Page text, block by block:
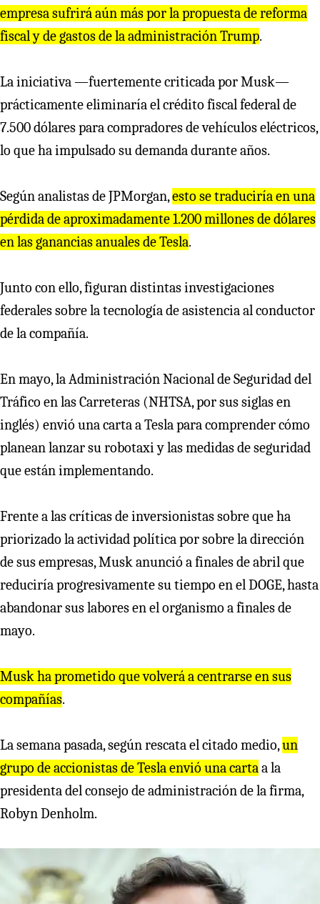
empresa sufrirá aún más por la propuesta de reforma
fiscal y de gastos de la administración Trump.
La iniciativa —fuertemente criticada por Musk—
prácticamente eliminaría el crédito fiscal federal de
7.500 dólares para compradores de vehículos eléctricos,
lo que ha impulsado su demanda durante años.
Según analistas de JPMorgan,esto se traduciría en una
pérdida de aproximadamente 1.200 millones de dólares
en las ganancias anuales de Tesla.
Junto con ello, figuran distintas investigaciones
federales sobre la tecnología de asistencia al conductor
de la compañía.
En mayo, la Administración Nacional de Seguridad del
Tráfico en las Carreteras (NHTSA, por sus siglas en
inglés) envió una carta a Tesla para comprender cómo
planean lanzar su robotaxi y las medidas de seguridad
que están implementando.
Frente a las críticas de inversionistas sobre que ha
priorizado la actividad política por sobre la dirección
de sus empresas, Musk anunció a finales de abril que
reduciría progresivamente su tiempo en el DOGE, hasta
abandonar sus labores en el organismo a finales de
mayo.
Musk ha prometido que volverá a centrarse en sus
compañías.
La semana pasada, según rescata el citado medio,un
grupo de accionistas de Tesla envió una cartaa la
presidenta del consejo de administración de la firma,
Robyn Denholm.